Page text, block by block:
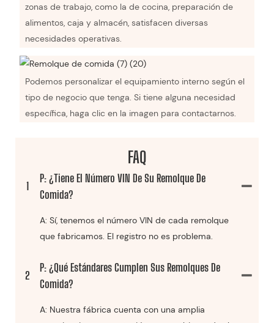
zonas de trabajo, como la de cocina, preparación de
alimentos, caja y almacén, satisfacen diversas
necesidades operativas.
Podemos personalizar el equipamiento interno según el
tipo de negocio que tenga. Si tiene alguna necesidad
específica, haga clic en la imagen para contactarnos.
FAQ
1
P: ¿Tiene El Número VIN De Su Remolque De
Comida?
A: Sí, tenemos el número VIN de cada remolque
que fabricamos. El registro no es problema.
2
P: ¿Qué Estándares Cumplen Sus Remolques De
Comida?
A: Nuestra fábrica cuenta con una amplia